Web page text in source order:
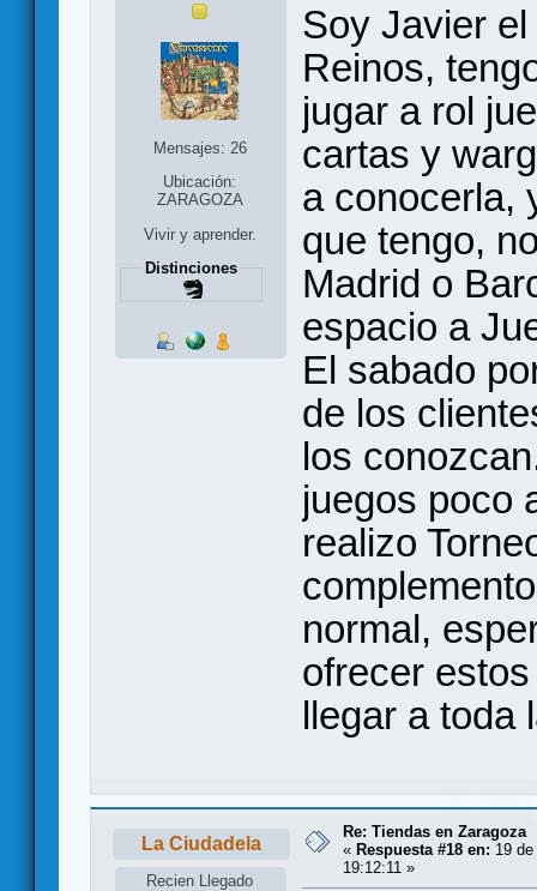
Mensajes: 26
Ubicación:
ZARAGOZA
Vivir y aprender.
Distinciones
Soy Javier
Reinos,
jugar a rol
cartas y
a conocerla,
que tengo,
Madrid o
espacio a
El sabado
de los
los
juegos poco
realizo
normal,
ofrecer
llegar a toda
La Ciudadela
Recien Llegado
Re: Tiendas en Zaragoza
« Respuesta #18 en: 19
19:12:11 »